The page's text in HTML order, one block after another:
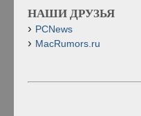
НАШИ ДРУЗЬЯ
PCNews
MacRumors.ru